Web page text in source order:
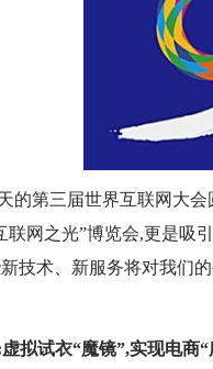
的第三届世界互联网大
联网之光”博览会,更是吸
技术、新服务将对我们
拟试衣“魔镜”,实现电商